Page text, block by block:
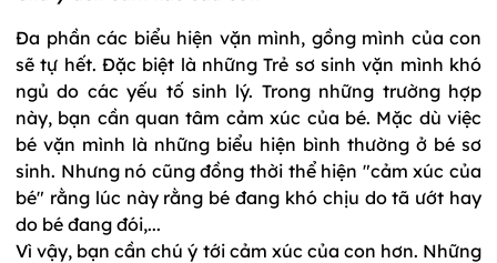
Đa phần các biểu hiện vặn mình, gồng mình của con
sẽ tự hết. Đặc biệt là những Trẻ sơ sinh vặn mình khó
ngủ do các yếu tố sinh lý. Trong những trường hợp
này, bạn cần quan tâm cảm xúc của bé. Mặc dù việc
bé vặn mình là những biểu hiện bình thường ở bé sơ
sinh. Nhưng nó cũng đồng thời thể hiện "cảm xúc của
bé" rằng lúc này rằng bé đang khó chịu do tã ướt hay
do bé đang đói,...
Vì vậy, bạn cần chú ý tới cảm xúc của con hơn. Những